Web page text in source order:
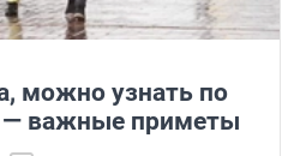
можно узнать по
— важные приметы